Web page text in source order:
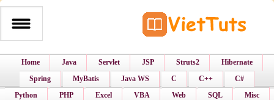
Home Java Servlet JSP Struts2
Hibernate
Spring
MyBatis Java WS C C++
C#
Python
PHP Excel VBA Web SQL Misc